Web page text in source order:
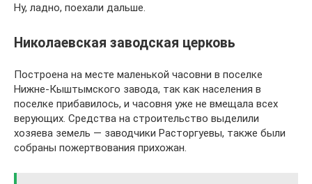
Ну, ладно, поехали дальше.
Николаевская заводская церковь
Построена на месте маленькой часовни в поселке
Нижне-Кыштымского завода, так как населения в
поселке прибавилось, и часовня уже не вмещала всех
верующих. Средства на строительство выделили
хозяева земель — заводчики Расторгуевы, также были
собраны пожертвования прихожан.